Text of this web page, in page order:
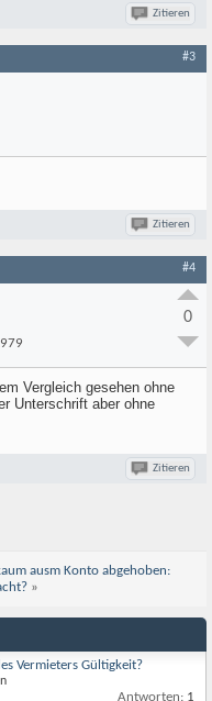
Zitieren
#3
Zitieren
#4
0
Vergleich gesehen ohne
Unterschrift aber ohne
Zitieren
ausm Konto abgehoben:
»
Vermieters Gültigkeit?
Antworten: 1